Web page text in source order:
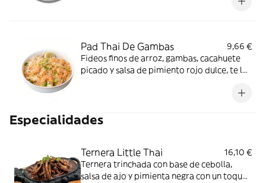
Pad Thai De Gambas
9,66 €
Fideos finos de arroz, gambas, cacahuete
picado y salsa de pimiento rojo dulce, te lo
cebollino y lima para hacer de nuestro Pad
Contiene gluten, Crustáceos, Huevos, Soja
Especialidades
Ternera Little Thai
16,10 €
Ternera trinchada con base de cebolla,
salsa de ajo y pimienta negra con un toque